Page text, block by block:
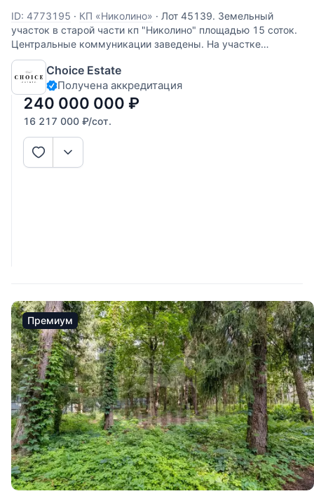
ID: 4773195 · КП «Николино» · Лот 45139. Земельный
участок в старой части кп "Николино" площадью 15 соток.
Центральные коммуникации заведены. На участке
расположен дом площадью 700м2 под снос. Элитный
поселок «Николино» покорит роскошью и богатством
природы, колоритным
Choice Estate
Получена аккредитация
240 000 000 ₽
16 217 000 ₽/сот.
Премиум